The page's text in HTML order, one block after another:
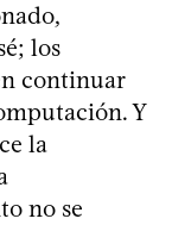
los
continuar
Y
la
no se